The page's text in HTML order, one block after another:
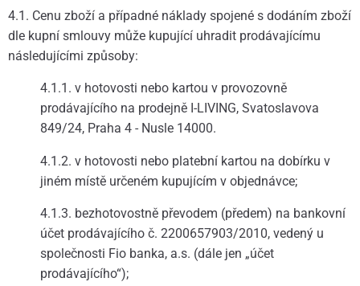
4.1. Cenu zboží a případné náklady spojené s dodáním zboží
dle kupní smlouvy může kupující uhradit prodávajícímu
následujícími způsoby:
4.1.1. v hotovosti nebo kartou v provozovně
prodávajícího na prodejně I-LIVING, Svatoslavova
849/24, Praha 4 - Nusle 14000.
4.1.2. v hotovosti nebo platební kartou na dobírku v
jiném místě určeném kupujícím v objednávce;
4.1.3. bezhotovostně převodem (předem) na bankovní
účet prodávajícího č. 2200657903/2010, vedený u
společnosti Fio banka, a.s. (dále jen „účet
prodávajícího“);